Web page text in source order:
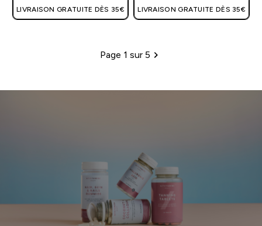
LIVRAISON GRATUITE DÈS 35€ LIVRAISON GRATUITE DÈS 35€
Pagination
Page 1 sur 5